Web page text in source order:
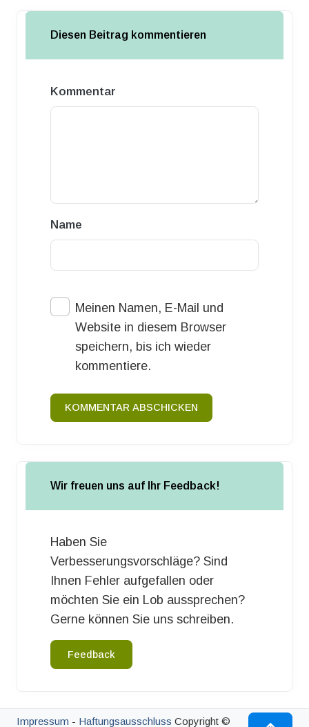
Diesen Beitrag kommentieren
Kommentar
Name
Meinen Namen, E-Mail und
Website in diesem Browser
speichern, bis ich wieder
kommentiere.
KOMMENTAR ABSCHICKEN
Wir freuen uns auf Ihr Feedback!
Haben Sie
Verbesserungsvorschläge? Sind
Ihnen Fehler aufgefallen oder
möchten Sie ein Lob aussprechen?
Gerne können Sie uns schreiben.
Feedback
Impressum - Haftungsausschluss Copyright ©